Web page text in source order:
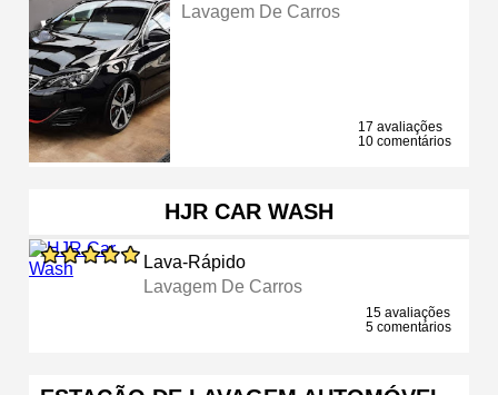
Lavagem De Carros
17 avaliações
10 comentários
HJR CAR WASH
Lava-Rápido
Lavagem De Carros
15 avaliações
5 comentários